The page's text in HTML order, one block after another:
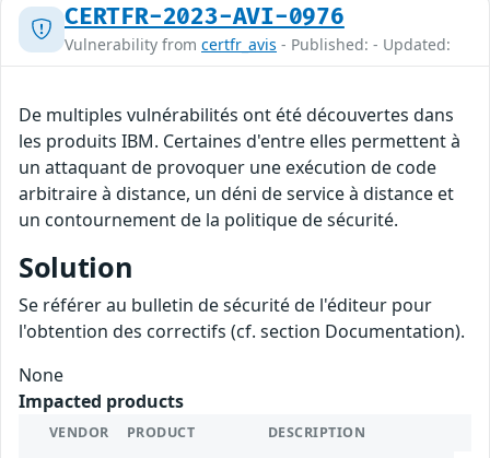
CERTFR-2023-AVI-0976
Vulnerability from certfr_avis - Published: - Updated:
De multiples vulnérabilités ont été découvertes dans
les produits IBM. Certaines d'entre elles permettent à
un attaquant de provoquer une exécution de code
arbitraire à distance, un déni de service à distance et
un contournement de la politique de sécurité.
Solution
Se référer au bulletin de sécurité de l'éditeur pour
l'obtention des correctifs (cf. section Documentation).
None
Impacted products
VENDOR PRODUCT DESCRIPTION